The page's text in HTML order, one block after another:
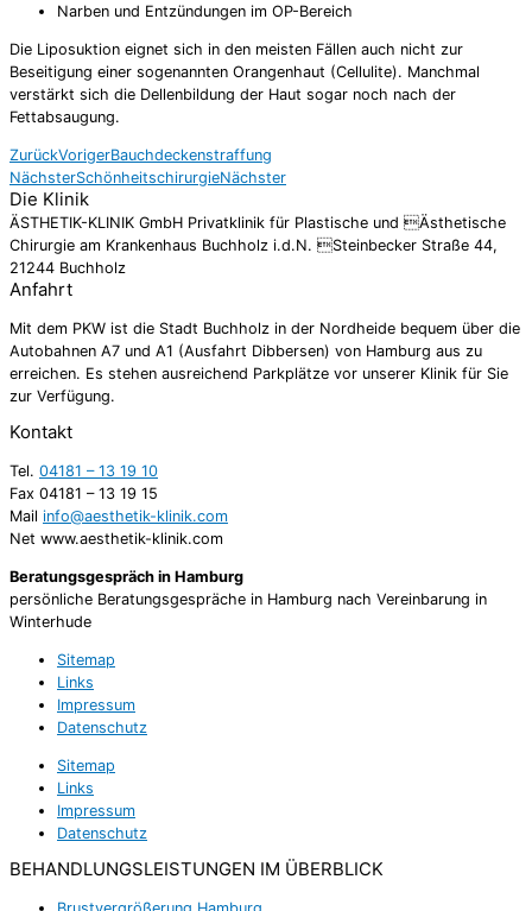
Narben und Entzündungen im OP-Bereich
Die Liposuktion eignet sich in den meisten Fällen auch nicht zur
Beseitigung einer sogenannten Orangenhaut (Cellulite). Manchmal
verstärkt sich die Dellenbildung der Haut sogar noch nach der
Fettabsaugung.
ZurückVorigerBauchdeckenstraffung
NächsterSchönheitschirurgieNächster
Die Klinik
ÄSTHETIK-KLINIK GmbH Privatklinik für Plastische und Ästhetische
Chirurgie am Krankenhaus Buchholz i.d.N. Steinbecker Straße 44,
21244 Buchholz
Anfahrt
Mit dem PKW ist die Stadt Buchholz in der Nordheide bequem über die
Autobahnen A7 und A1 (Ausfahrt Dibbersen) von Hamburg aus zu
erreichen. Es stehen ausreichend Parkplätze vor unserer Klinik für Sie
zur Verfügung.
Kontakt
Tel. 04181 – 13 19 10
Fax 04181 – 13 19 15
Mail info@aesthetik-klinik.com
Net www.aesthetik-klinik.com
Beratungsgespräch in Hamburg
persönliche Beratungsgespräche in Hamburg nach Vereinbarung in
Winterhude
Sitemap
Links
Impressum
Datenschutz
Sitemap
Links
Impressum
Datenschutz
BEHANDLUNGSLEISTUNGEN IM ÜBERBLICK